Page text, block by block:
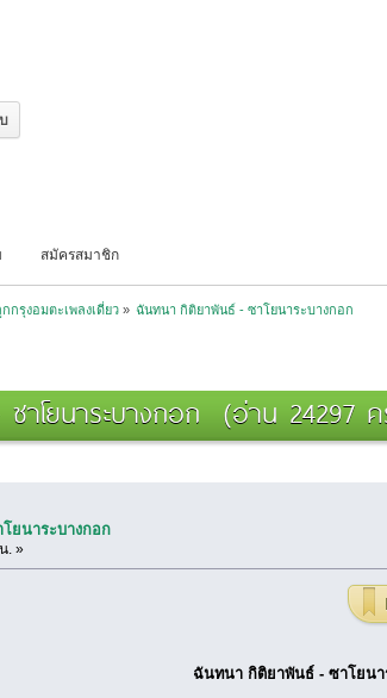
สมัครสมาชิก
กกรุงอมตะเพลงเดี่ยว» ฉันทนา กิติยาพันธ์ - ซาโยนาระบางกอก
โยนาระบางกอก (อ่าน 24297 ค
ยนาระบางกอก
. »
ฉันทนา กิติยาพันธ์ - ซาโยนา